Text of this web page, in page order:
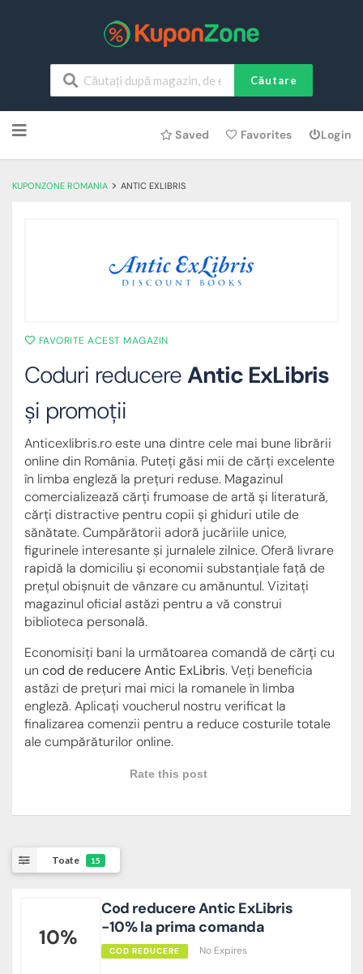
Căutare
to
content
Saved Favorites Login
KUPONZONE ROMANIA > ANTIC EXLIBRIS
FAVORITE ACEST MAGAZIN
Coduri reducereAntic ExLibris
și promoții
Anticexlibris.ro este una dintre cele mai bune librării
online din România. Puteți găsi mii de cărți excelente
în limba engleză la prețuri reduse. Magazinul
comercializează cărți frumoase de artă și literatură,
cărți distractive pentru copii și ghiduri utile de
sănătate. Cumpărătorii adoră jucăriile unice,
figurinele interesante și jurnalele zilnice. Oferă livrare
rapidă la domiciliu și economii substanțiale față de
prețul obișnuit de vânzare cu amănuntul. Vizitați
magazinul oficial astăzi pentru a vă construi
biblioteca personală.
Economisiți bani la următoarea comandă de cărți cu
un cod de reducere Antic ExLibris. Veți beneficia
astăzi de prețuri mai mici la romanele în limba
engleză. Aplicați voucherul nostru verificat la
finalizarea comenzii pentru a reduce costurile totale
ale cumpărăturilor online.
Rate this post
Toate 15
10%
Cod reducere Antic ExLibris
-10% la prima comanda
COD REDUCERE No Expires